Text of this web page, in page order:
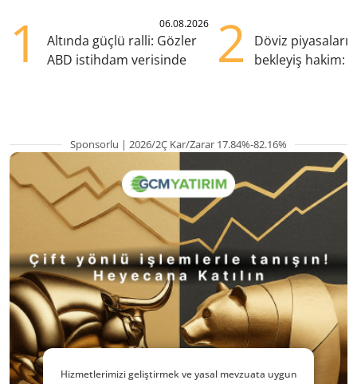
1 06.08.2026
Altında güçlü ralli: Gözler
ABD istihdam verisinde
2
Döviz
bekleyiş hakim:
Sponsorlu | 2026/2Ç Kar/Zarar 17.84%-82.16%
Hizmetlerimizi geliştirmek ve yasal mevzuata uygun